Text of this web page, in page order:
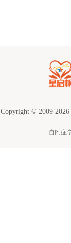
Copyright © 2009-
自闭症